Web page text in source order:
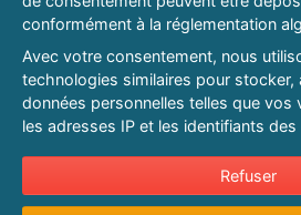
Notre page LinkedIn
Notre page Instagram
Notre page Twitter
© 2026 PAGESMAGHREB.COM. ALL
conformément à la réglementation
Avec votre consentement, nous
technologies similaires pour stocker,
données personnelles telles que vos
les adresses IP et les identifiants
sur l'intérêt légitime à tout moment
».
Refuser